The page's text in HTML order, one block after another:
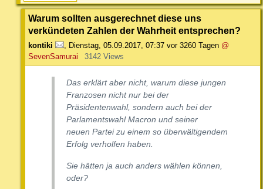
Warum sollten ausgerechnet diese uns
verkündeten Zahlen der Wahrheit entsprechen?
kontiki Dienstag, 05.09.2017, 07:37 vor 3260 Tagen @
SevenSamurai
3142 Views
Das erklärt aber nicht, warum diese jungen
Franzosen nicht nur bei der
Präsidentenwahl, sondern auch bei der
Parlamentswahl Macron und seiner
neuen Partei zu einem so überwältigendem
Erfolg verholfen haben.
Sie hätten ja auch anders wählen können,
oder?